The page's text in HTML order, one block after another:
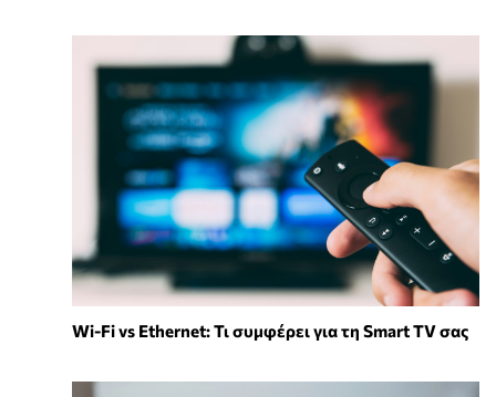
Wi-Fi vs Ethernet: Τι συμφέρει για τη Smart TV σας